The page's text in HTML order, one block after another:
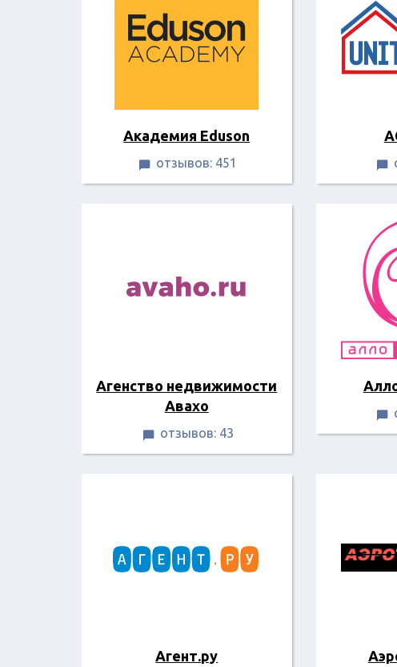
Академия Eduson
 отзывов: 451 
Агенство недвижимости
Авахо
 отзывов: 43

Агент.ру